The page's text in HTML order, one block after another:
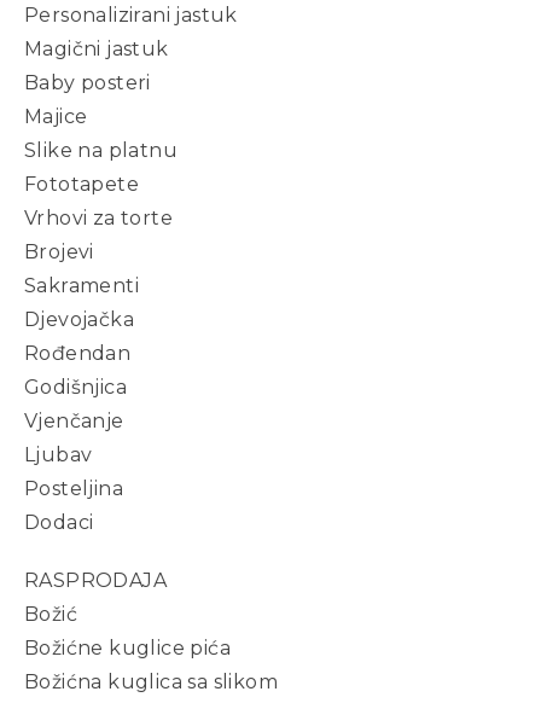
Personalizirani jastuk
Magični jastuk
Baby posteri
Majice
Slike na platnu
Fototapete
Vrhovi za torte
Brojevi
Sakramenti
Djevojačka
Rođendan
Godišnjica
Vjenčanje
Ljubav
Posteljina
Dodaci
RASPRODAJA
Božić
Božićne kuglice pića
Božićna kuglica sa slikom